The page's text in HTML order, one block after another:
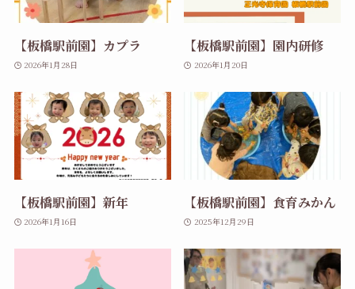
【板橋駅前園】カプラ
2026年1月28日
【板橋駅前園】園内研修
2026年1月20日
【板橋駅前園】新年
2026年1月16日
【板橋駅前園】食育みかん
2025年12月29日